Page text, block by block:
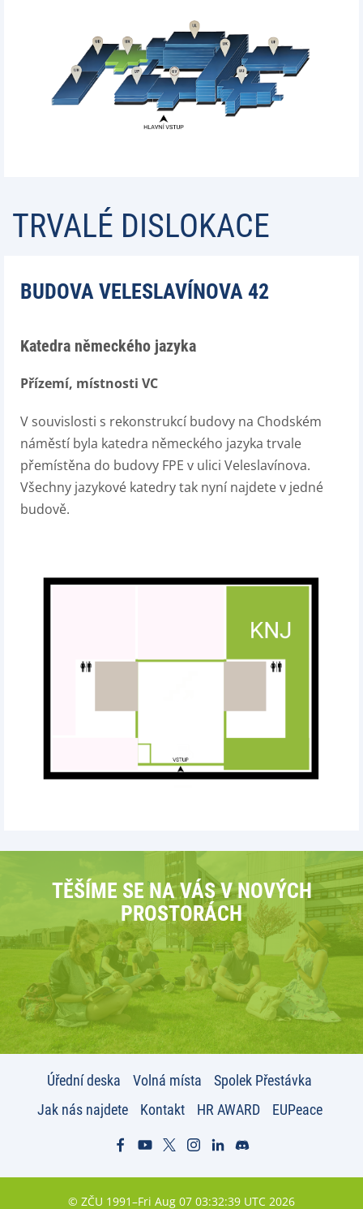
TRVALÉ DISLOKACE
BUDOVA VELESLAVÍNOVA 42
Katedra německého jazyka
Přízemí, místnosti VC
V souvislosti s rekonstrukcí budovy na Chodském
náměstí byla katedra německého jazyka trvale
přemístěna do budovy FPE v ulici Veleslavínova.
Všechny jazykové katedry tak nyní najdete v jedné
budově.
TĚŠÍME SE NA VÁS V NOVÝCH
PROSTORÁCH
Úřední deska Volná místa
Spolek Přestávka
Jak nás najdete
Kontakt HR AWARD EUPeace
© ZČU 1991–Fri Aug 07 03:32:39 UTC 2026